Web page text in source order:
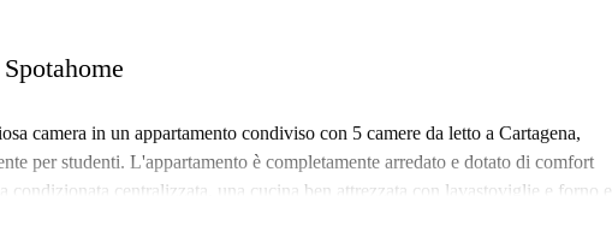
camera in un appartamento condiviso con 5 camere da letto a Cartagena,
per studenti. L'appartamento è completamente arredato e dotato di comfort
condizionata centralizzata, una cucina ben attrezzata con lavastoviglie e forno e
comune. Potrai inoltre usufruire della comodità di un balcone o di una terrazza